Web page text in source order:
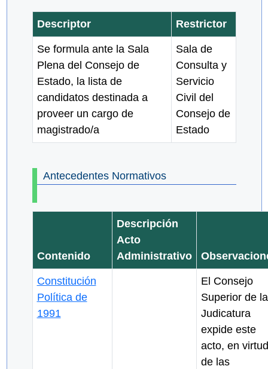
Descriptor Restrictor
Se formula ante la Sala
Plena del Consejo de
Estado, la lista de
candidatos destinada a
proveer un cargo de
magistrado/a
Sala de
Consulta y
Servicio
Civil del
Consejo de
Estado
Antecedentes Normativos
Contenido
Descripción
Acto
Administrativo
Constitución
Política de
1991
El Consejo
Superior de la
Judicatura
expide este
acto, en virtud
de las